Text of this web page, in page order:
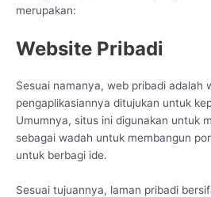
merupakan:
Website Pribadi
Sesuai namanya, web pribadi adalah
pengaplikasiannya ditujukan untuk
Umumnya, situs ini digunakan untuk
sebagai wadah untuk membangun
untuk berbagi ide.
Sesuai tujuannya, laman pribadi